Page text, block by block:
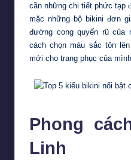
cần những chi tiết phức tạp
mặc những bộ bikini đơn
đường cong quyến rũ của
cách chọn màu sắc tôn
mới cho trang phục của mình.
Phong
Linh